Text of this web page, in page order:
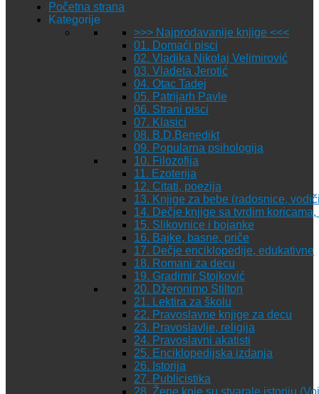
Početna strana
Kategorije
>>> Najprodavanije knjige <<<
01. Domaći pisci
02. Vladika Nikolaj Velimirović
03. Vladeta Jerotić
04. Otac Tadej
05. Patrijarh Pavle
06. Strani pisci
07. Klasici
08. B.D.Benedikt
09. Popularna psihologija
10. Filozofija
11. Ezoterija
12. Citati, poezija
13. Knjige za bebe (radosnice,
14. Dečje knjige sa tvrdim
15. Slikovnice i bojanke
16. Bajke, basne, priče
17. Dečje enciklopedije, edukativne
18. Romani za decu
19. Gradimir Stojković
20. Džeronimo Stilton
21. Lektira za školu
22. Pravoslavne knjige za decu
23. Pravoslavlje, religija
24. Pravoslavni akatisti
25. Enciklopedijska izdanja
26. Istorija
27. Publicistika
28. Žene koje su stvarale istoriju